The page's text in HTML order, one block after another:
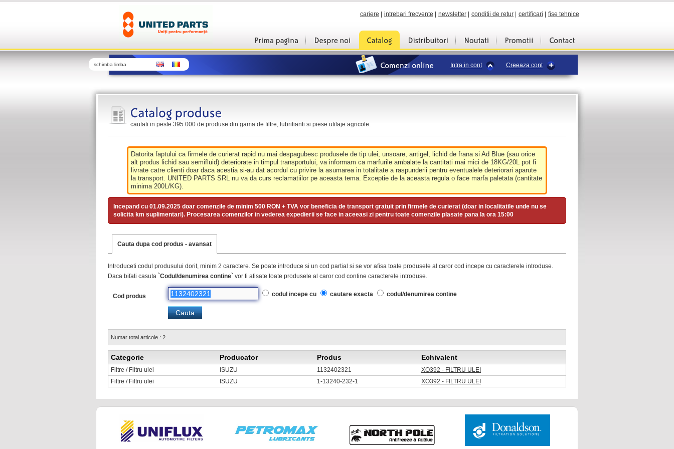
cariere intrebari frecvente newsletter conditii de retur certificari fise tehnice
schimba limba Intra in cont Creeaza cont
cautati in peste 395 000 de produse din gama de filtre, lubrifianti si piese utilaje agricole.
Datorita faptului ca firmele de curierat rapid nu mai despagubesc produsele de tip ulei, unsoare, antigel, lichid de frana si Ad Blue (sau orice
alt produs lichid sau semifluid) deteriorate in timpul transportului, va informam ca marfurile ambalate la cantitati mai mici de 18KG/20L pot fi
livrate catre clienti doar daca acestia si-au dat acordul cu privire la asumarea in totalitate a raspunderii pentru eventualele deteriorari aparute
la transport. UNITED PARTS SRL nu va da curs reclamatiilor pe aceasta tema. Exceptie de la aceasta regula o face marfa paletata (cantitate
minima 200L/KG).
Incepand cu 01.09.2025 doar comenzile de minim 500 RON + TVA vor beneficia de transport gratuit prin firmele de curierat (doar in localitatile unde nu se
solicita km suplimentari). Procesarea comenzilor in vederea expedierii se face in aceeasi zi pentru toate comenzile plasate pana la ora 15:00
Cauta dupa cod produs - avansat
Introduceti codul produsului dorit, minim 2 caractere. Se poate introduce si un cod partial si se vor afisa toate produsele al caror cod incepe cu caracterele introduse.
Daca bifati casuta `Codul/denumirea contine` vor fi afisate toate produsele al caror cod contine caracterele introduse.
Cod produs codul incepe cu cautare exacta codul/denumirea contine
Numar total articole : 2
Categorie Producator Produs Echivalent
Filtre / Filtru ulei ISUZU 1132402321
XO392 - FILTRU ULEI
Filtre / Filtru ulei
ISUZU 1-13240-232-1 XO392 - FILTRU ULEI